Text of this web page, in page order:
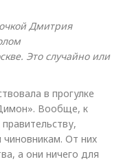
Дмитрия
Это случайно или
в прогулке
Вообще, к
От них
а они ничего для